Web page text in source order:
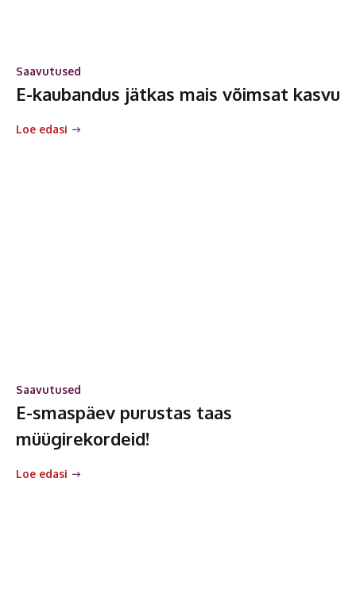
Saavutused
E-kaubandus jätkas mais võimsat kasvu
Loe edasi
Saavutused
E-smaspäev purustas taas
müügirekordeid!
Loe edasi